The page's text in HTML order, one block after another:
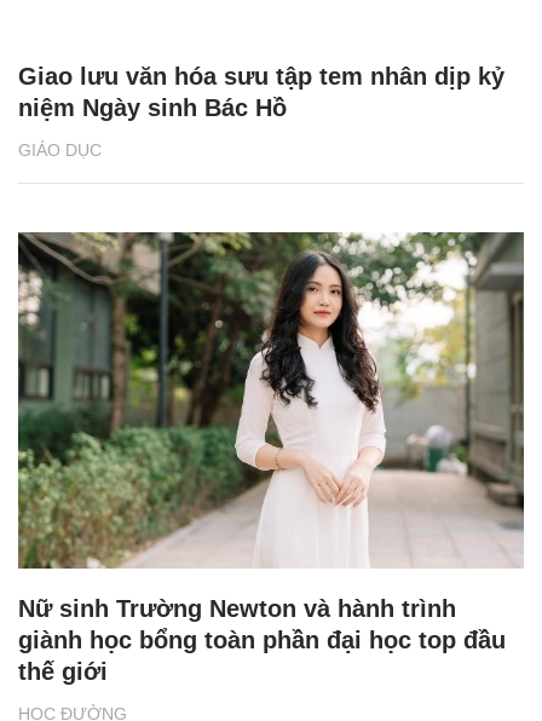
GIÁO DỤC
Giao lưu văn hóa sưu tập tem nhân dịp kỷ
niệm Ngày sinh Bác Hồ
HỌC ĐƯỜNG
Nữ sinh Trường Newton và hành trình
giành học bổng toàn phần đại học top đầu
thế giới